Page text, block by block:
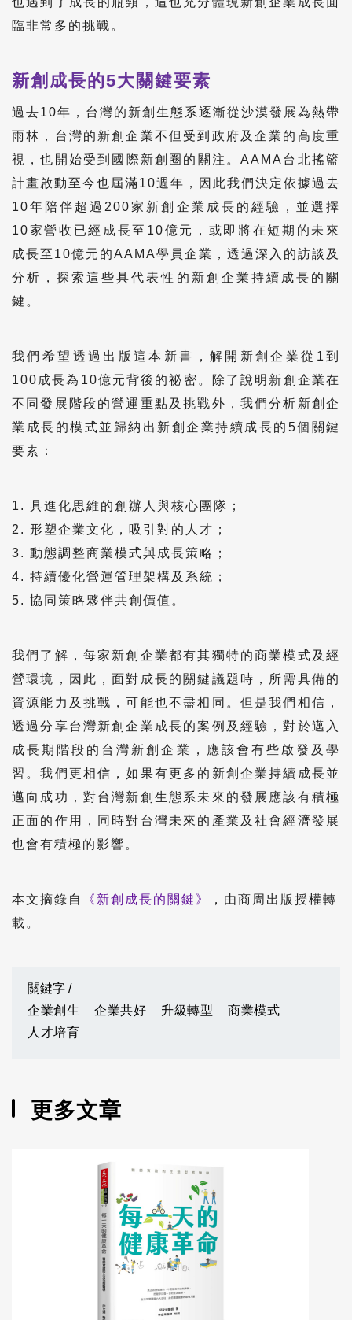
臨非常多的挑戰。
新創成長的5大關鍵要素
過去10年，台灣的新創生態系逐漸從沙漠發展為熱帶
雨林，台灣的新創企業不但受到政府及企業的高度重
視，也開始受到國際新創圈的關注。AAMA台北搖籃
計畫啟動至今也屆滿10週年，因此我們決定依據過去
10年陪伴超過200家新創企業成長的經驗，並選擇
10家營收已經成長至10億元，或即將在短期的未來
成長至10億元的AAMA學員企業，透過深入的訪談及
分析，探索這些具代表性的新創企業持續成長的關
鍵。
我們希望透過出版這本新書，解開新創企業從1到
100成長為10億元背後的祕密。除了說明新創企業在
不同發展階段的營運重點及挑戰外，我們分析新創企
業成長的模式並歸納出新創企業持續成長的5個關鍵
要素：
1. 具進化思維的創辦人與核心團隊；
2. 形塑企業文化，吸引對的人才；
3. 動態調整商業模式與成長策略；
4. 持續優化營運管理架構及系統；
5. 協同策略夥伴共創價值。
我們了解，每家新創企業都有其獨特的商業模式及經
營環境，因此，面對成長的關鍵議題時，所需具備的
資源能力及挑戰，可能也不盡相同。但是我們相信，
透過分享台灣新創企業成長的案例及經驗，對於邁入
成長期階段的台灣新創企業，應該會有些啟發及學
習。我們更相信，如果有更多的新創企業持續成長並
邁向成功，對台灣新創生態系未來的發展應該有積極
正面的作用，同時對台灣未來的產業及社會經濟發展
也會有積極的影響。
本文摘錄自 《新創成長的關鍵》
，由商周出版授權轉
載。
關鍵字 /
企業創生
企業共好 升級轉型
商業模式
人才培育
更多文章